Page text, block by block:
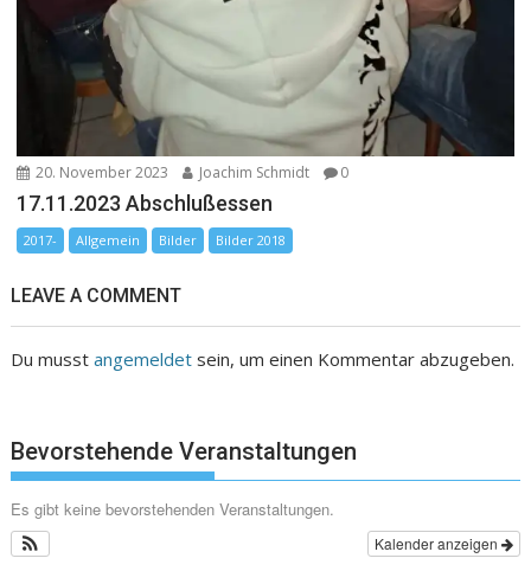
20. November 2023 Joachim Schmidt 0
17.11.2023 Abschlußessen
2017- Allgemein Bilder Bilder 2018
LEAVE A COMMENT
Du musstangemeldet sein, um einen Kommentar abzugeben.
Bevorstehende Veranstaltungen
Es gibt keine bevorstehenden Veranstaltungen.
Kalender anzeigen